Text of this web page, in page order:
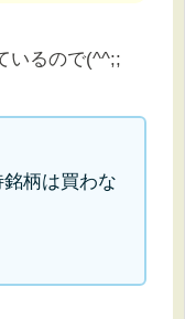
いるので(^^;;
柄は買わな